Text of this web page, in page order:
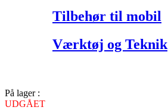
Tilbehør til mobil
Værktøj og Teknik
På lager :
UDGÅET